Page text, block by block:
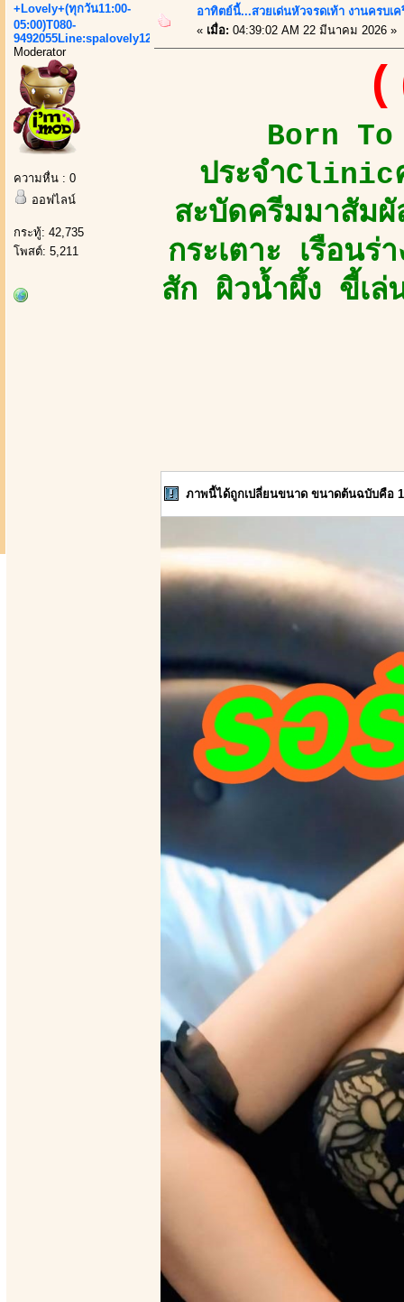
+Lovely+(ทุกวัน11:00-
05:00)T080-
9492055Line:spalovely123
Moderator
ความหื่น : 0
ออฟไลน์
กระทู้: 42,735
โพสต์: 5,211
อาทิตย์นี้...สวยเด่นหัวจรดเท้า งานครบเ
« เมื่อ: 04:39:02 AM 22 มีนาคม 2026 »
Born To
ประจำClinic
สะบัดครีมมาสัมผั
กระเตาะ เรือน
สัก ผิวน้ำผึ้ง ขี้เล่
ภาพนี้ได้ถูกเปลี่ยนขนาด ขนาดต้นฉบับคือ